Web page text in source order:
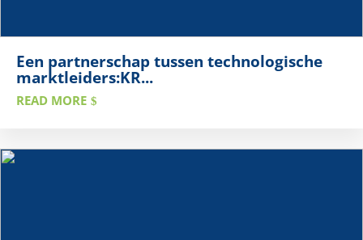
Een partnerschap tussen technologische
marktleiders:KR...
READ MORE